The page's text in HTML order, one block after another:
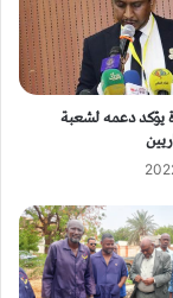
يؤكد دعمه لشعبة